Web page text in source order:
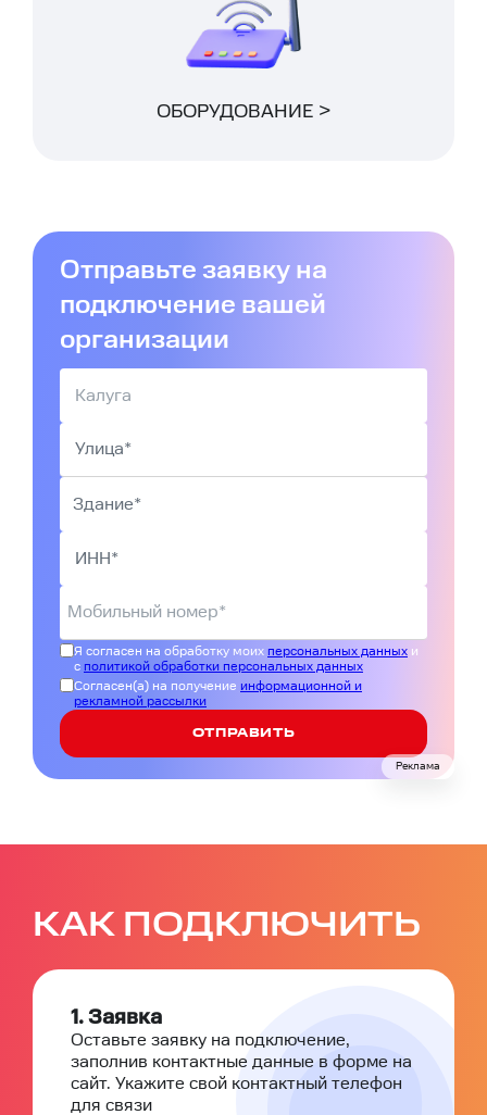
ОБОРУДОВАНИЕ >
Отправьте заявку на
подключение вашей
организации
Я согласен на обработку моих персональных данных и
с политикой обработки персональных данных
Согласен(а) на получение информационной и
рекламной рассылки
ОТПРАВИТЬ
Реклама
КАК ПОДКЛЮЧИТЬ
1. Заявка
Оставьте заявку на подключение,
заполнив контактные данные в форме на
сайт. Укажите свой контактный телефон
для связи